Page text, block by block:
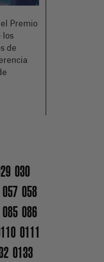
el Premio
los
de
030
057 058
085 086
0111
0133